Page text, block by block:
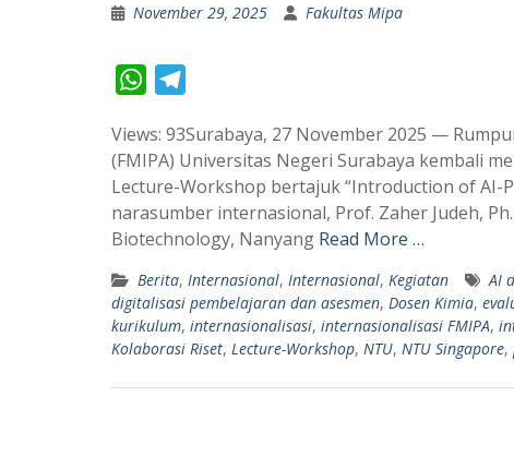
November 29, 2025 Fakultas Mipa
W
a
t
A
p
l
e
g
r
m
Views: 93Surabaya, 27 November 2025 —
(FMIPA) Universitas Negeri Surabaya kembali
Lecture-Workshop bertajuk “Introduction of AI-
narasumber internasional, Prof. Zaher Judeh,
Biotechnology, Nanyang Read More …
Berita, Internasional, Internasional, Kegiatan AI
digitalisasi pembelajaran dan asesmen, Dosen Kimia,
kurikulum, internasionalisasi, internasionalisasi FMIPA,
Kolaborasi Riset, Lecture-Workshop, NTU, NTU Singapore,